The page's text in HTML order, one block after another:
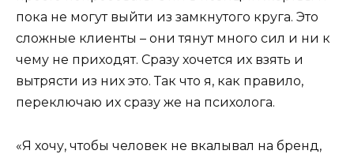
пока не могут выйти из замкнутого круга. Это
сложные клиенты – они тянут много сил и ни к
чему не приходят. Сразу хочется их взять и
вытрясти из них это. Так что я, как правило,
переключаю их сразу же на психолога.
«Я хочу, чтобы человек не вкалывал на бренд,